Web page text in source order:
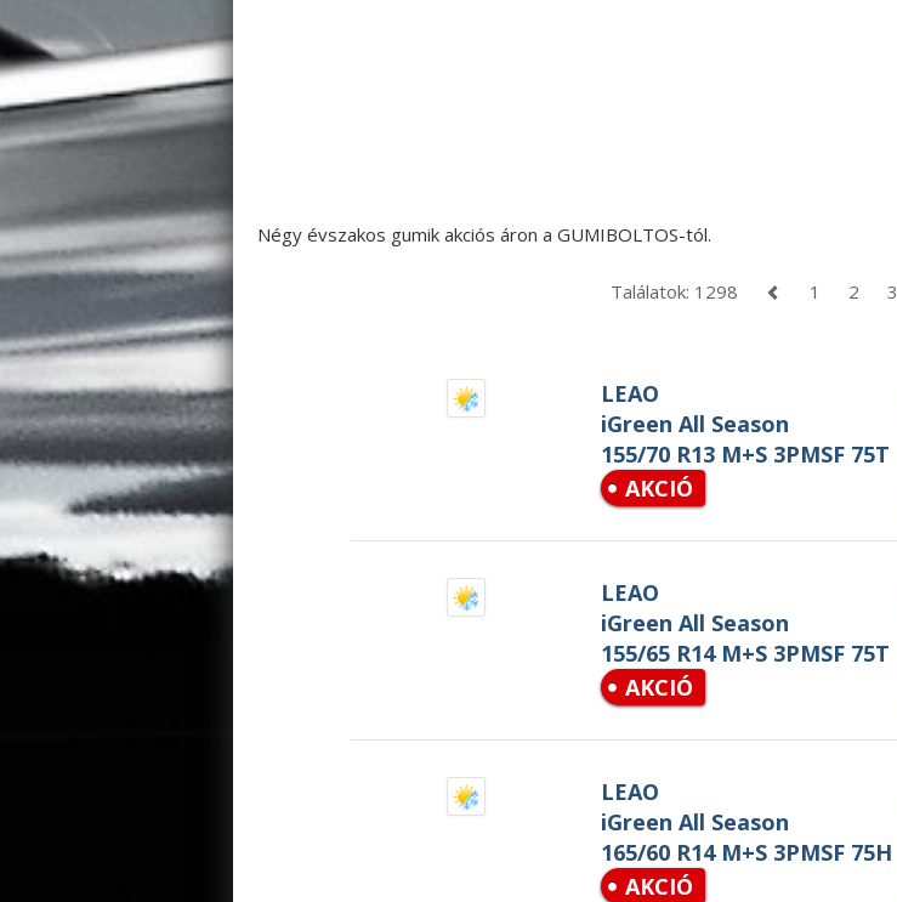
Négy évszakos gumik akciós áron a GUMIBOLTOS-tól.
Találatok: 1298 1 2 3
LEAO
iGreen All Season
155/70 R13 M+S 3PMSF 75T
AKCIÓ
LEAO
iGreen All Season
155/65 R14 M+S 3PMSF 75T
AKCIÓ
LEAO
iGreen All Season
165/60 R14 M+S 3PMSF 75H
AKCIÓ